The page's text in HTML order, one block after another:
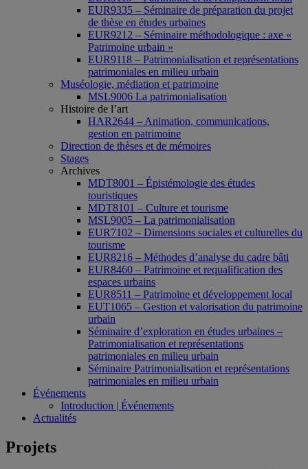
EUR9335 – Séminaire de préparation du projet
de thèse en études urbaines
EUR9212 – Séminaire méthodologique : axe «
Patrimoine urbain »
EUR9118 – Patrimonialisation et représentations
patrimoniales en milieu urbain
Muséologie, médiation et patrimoine
MSL9006 La patrimonialisation
Histoire de l’art
HAR2644 – Animation, communications,
gestion en patrimoine
Direction de thèses et de mémoires
Stages
Archives
MDT8001 – Épistémologie des études
touristiques
MDT8101 – Culture et tourisme
MSL9005 – La patrimonialisation
EUR7102 – Dimensions sociales et culturelles du
tourisme
EUR8216 – Méthodes d’analyse du cadre bâti
EUR8460 – Patrimoine et requalification des
espaces urbains
EUR8511 – Patrimoine et développement local
EUT1065 – Gestion et valorisation du patrimoine
urbain
Séminaire d’exploration en études urbaines –
Patrimonialisation et représentations
patrimoniales en milieu urbain
Séminaire Patrimonialisation et représentations
patrimoniales en milieu urbain
Événements
Introduction | Événements
Actualités
Projets